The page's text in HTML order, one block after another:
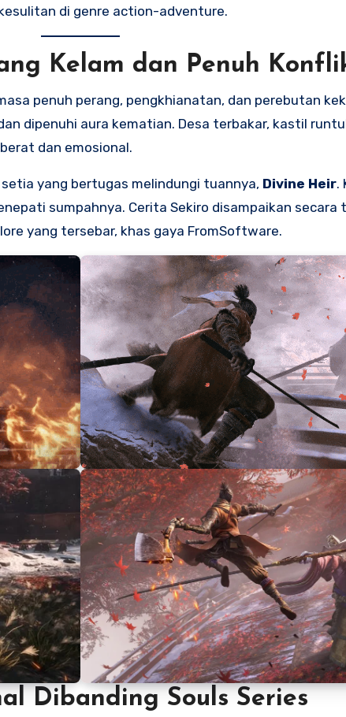
di genre action-adventure.
Kelam dan Penuh
penuh perang, pengkhianatan, dan perebutan
dipenuhi aura kematian. Desa terbakar, kastil
dan emosional.
yang bertugas melindungi tuannya, Divine Heir.
sumpahnya. Cerita Sekiro disampaikan secara
yang tersebar, khas gaya FromSoftware.
Dibanding Souls Series